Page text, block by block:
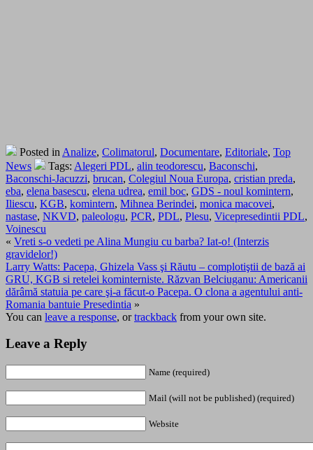
Posted in Analize, Colimatorul, Documentare, Editoriale, Top
News
Tags: Alegeri PDL, alin teodorescu, Baconschi,
Baconschi-Jacuzzi, brucan, Colegiul Noua Europa, cristian preda,
eba, elena basescu, elena udrea, emil boc, GDS - noul komintern,
Iliescu, KGB, komintern, Mihnea Berindei, monica macovei,
nastase, NKVD, paleologu, PCR, PDL, Plesu, Vicepresedintii PDL,
Voinescu
« Vreti s-o vedeti pe Alina Mungiu cu barba? Iat-o! (Interzis
gravidelor!)
Larry Watts: Pacepa, Ghizela Vass şi Răutu – complotiştii de bază ai
GRU, KGB si retelei kominterniste. Răzvan Belciuganu: Americanii
dărâmă statuia pe care şi-a făcut-o Pacepa. O clona a agentului anti-
Romania bantuie Presedintia »
You can leave a response, ortrackback from your own site.
Leave a Reply
Name (required)
Mail (will not be published) (required)
Website